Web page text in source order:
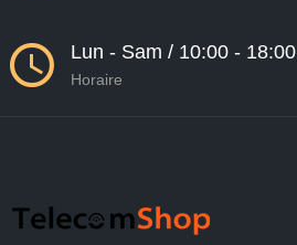
Lun - Sam / 10:00 - 18:00
Horaire